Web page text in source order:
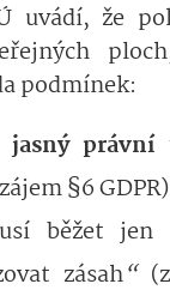
uvádí, že
podmínek:
jasný
§6
běžet jen
zásah“